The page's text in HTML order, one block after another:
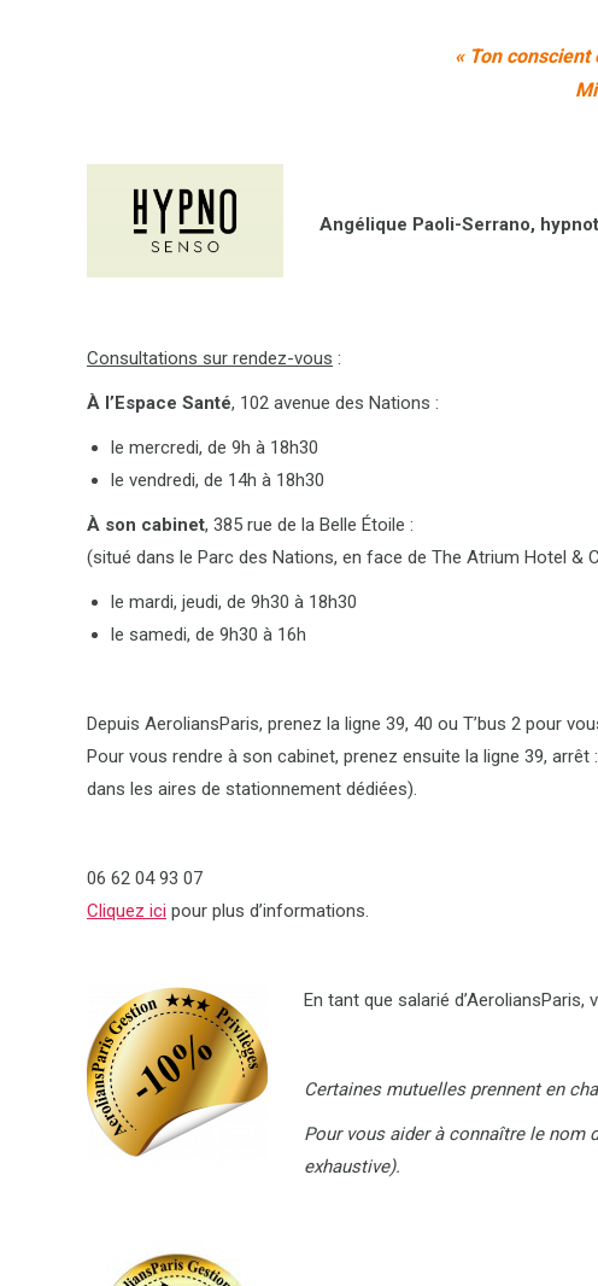
« Ton
Angélique Paoli-Serrano,
Consultations sur rendez-vous :
À l’Espace Santé, 102 avenue des Nations :
le mercredi, de 9h à 18h30
le vendredi, de 14h à 18h30
À son cabinet, 385 rue de la Belle Étoile :
(situé dans le Parc des Nations, en face de The Atrium Hotel &
le mardi, jeudi, de 9h30 à 18h30
le samedi, de 9h30 à 16h
Depuis AeroliansParis, prenez la ligne 39, 40 ou T’bus 2 pour
Pour vous rendre à son cabinet, prenez ensuite la ligne 39,
dans les aires de stationnement dédiées).
06 62 04 93 07
Cliquez ici pour plus d’informations.
En tant que salarié d’AeroliansParis,
Certaines mutuelles prennent en
Pour vous aider à connaître le
exhaustive).